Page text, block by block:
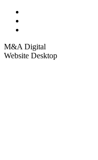
M&A Digital
Website Desktop